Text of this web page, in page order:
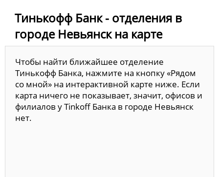
Тинькофф Банк - отделения в
городе Невьянск на карте
Чтобы найти ближайшее отделение
Тинькофф Банка, нажмите на кнопку «Рядом
со мной» на интерактивной карте ниже. Если
карта ничего не показывает, значит, офисов и
филиалов у Tinkoff Банка в городе Невьянск
нет.